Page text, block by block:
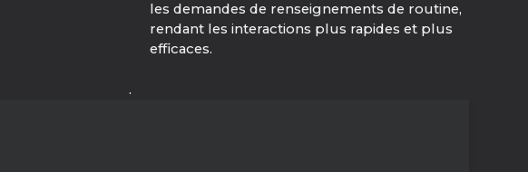
les demandes de renseignements de routine,
rendant les interactions plus rapides et plus
efficaces.
.